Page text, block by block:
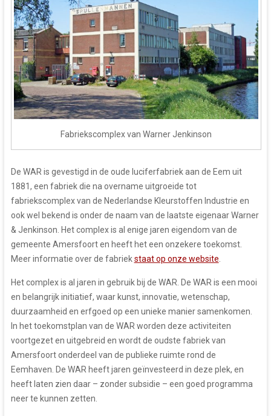
Fabriekscomplex van Warner Jenkinson
De WAR is gevestigd in de oude luciferfabriek aan de Eem uit
1881, een fabriek die na overname uitgroeide tot
fabriekscomplex van de Nederlandse Kleurstoffen Industrie en
ook wel bekend is onder de naam van de laatste eigenaar Warner
& Jenkinson. Het complex is al enige jaren eigendom van de
gemeente Amersfoort en heeft het een onzekere toekomst.
Meer informatie over de fabriekstaat op onze website
Het complex is al jaren in gebruik bij de WAR. De WAR is een mooi
en belangrijk initiatief, waar kunst, innovatie, wetenschap,
duurzaamheid en erfgoed op een unieke manier samenkomen.
In het toekomstplan van de WAR worden deze activiteiten
voortgezet en uitgebreid en wordt de oudste fabriek van
Amersfoort onderdeel van de publieke ruimte rond de
Eemhaven. De WAR heeft jaren geïnvesteerd in deze plek, en
heeft laten zien daar – zonder subsidie – een goed programma
neer te kunnen zetten.